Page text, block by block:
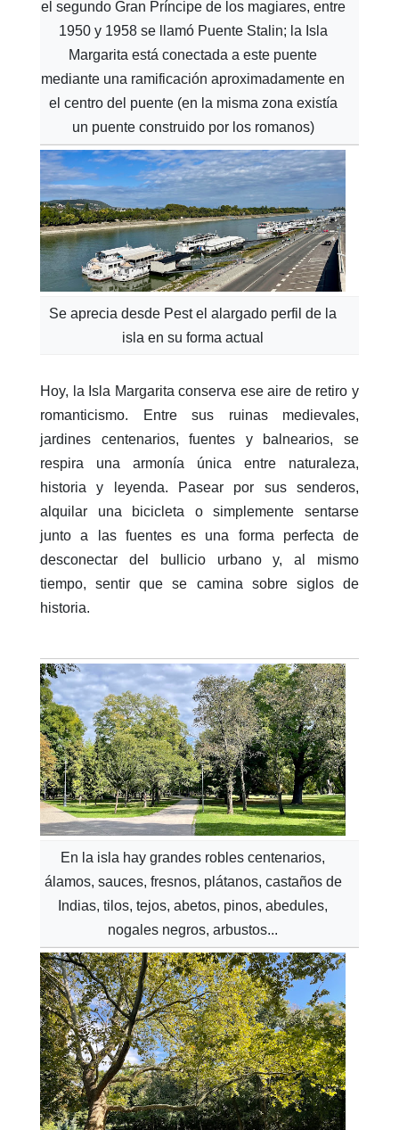
el segundo Gran Príncipe de los magiares, entre
1950 y 1958 se llamó Puente Stalin; la Isla
Margarita está conectada a este puente
mediante una ramificación aproximadamente en
el centro del puente (en la misma zona existía
un puente construido por los romanos)
Se aprecia desde Pest el alargado perfil de la
isla en su forma actual
Hoy, la Isla Margarita conserva ese aire de retiro y
romanticismo. Entre sus ruinas medievales,
jardines centenarios, fuentes y balnearios, se
respira una armonía única entre naturaleza,
historia y leyenda. Pasear por sus senderos,
alquilar una bicicleta o simplemente sentarse
junto a las fuentes es una forma perfecta de
desconectar del bullicio urbano y, al mismo
tiempo, sentir que se camina sobre siglos de
historia.
En la isla hay grandes robles centenarios,
álamos, sauces, fresnos, plátanos, castaños de
Indias, tilos, tejos, abetos, pinos, abedules,
nogales negros, arbustos...